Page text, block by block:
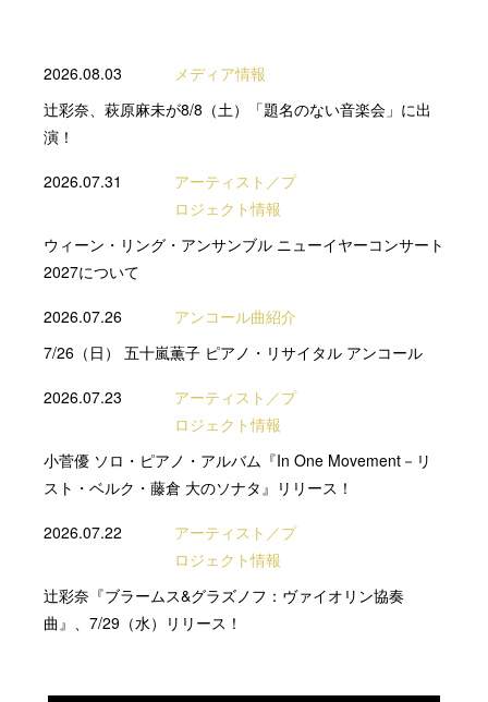
2026.08.03
メディア情報
辻彩奈、萩原麻未が8/8（土）「題名のない音楽会」に出
演！
2026.07.31
アーティスト／プ
ロジェクト情報
ウィーン・リング・アンサンブル ニューイヤーコンサート
2027について
2026.07.26
アンコール曲紹介
7/26（日） 五十嵐薫子 ピアノ・リサイタル アンコール
2026.07.23
アーティスト／プ
ロジェクト情報
小菅優 ソロ・ピアノ・アルバム『In One Movement－リ
スト・ベルク・藤倉 大のソナタ』リリース！
2026.07.22
アーティスト／プ
ロジェクト情報
辻彩奈『ブラームス&グラズノフ：ヴァイオリン協奏
曲』、7/29（水）リリース！